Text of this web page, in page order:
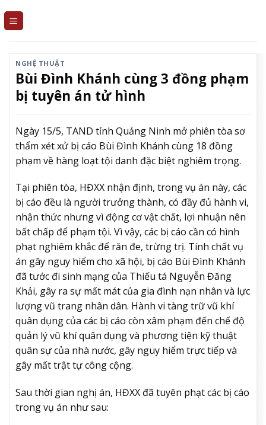
NGHỆ THUẬT
Bùi Đình Khánh cùng 3 đồng phạm
bị tuyên án tử hình
Ngày 15/5, TAND tỉnh Quảng Ninh mở phiên tòa sơ
thẩm xét xử bị cáo Bùi Đình Khánh cùng 18 đồng
phạm về hàng loạt tội danh đặc biệt nghiêm trọng.
Tại phiên tòa, HĐXX nhận định, trong vụ án này, các
bị cáo đều là người trưởng thành, có đầy đủ hành vi,
nhận thức nhưng vì động cơ vật chất, lợi nhuận nên
bất chấp để phạm tội. Vì vậy, các bị cáo cần có hình
phạt nghiêm khắc để răn đe, trừng trị. Tính chất vụ
án gây nguy hiểm cho xã hội, bị cáo Bùi Đình Khánh
đã tước đi sinh mạng của Thiếu tá Nguyễn Đăng
Khải, gây ra sự mất mát của gia đình nạn nhân và lực
lượng vũ trang nhân dân. Hành vi tàng trữ vũ khí
quân dụng của các bị cáo còn xâm phạm đến chế độ
quản lý vũ khí quân dụng và phương tiện kỹ thuật
quân sự của nhà nước, gây nguy hiểm trực tiếp và
gây mất trật tự công cộng.
Sau thời gian nghị án, HĐXX đã tuyên phạt các bị cáo
trong vụ án như sau: